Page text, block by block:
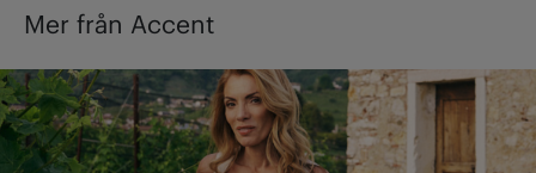
Mer från Accent